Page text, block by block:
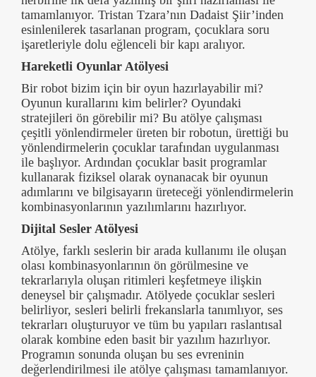
tamamlanıyor. Tristan Tzara’nın Dadaist Şiir’inden
esinlenilerek tasarlanan program, çocuklara soru
işaretleriyle dolu eğlenceli bir kapı aralıyor.
Hareketli Oyunlar Atölyesi
Bir robot bizim için bir oyun hazırlayabilir mi?
Oyunun kurallarını kim belirler? Oyundaki
stratejileri ön görebilir mi? Bu atölye çalışması
çeşitli yönlendirmeler üreten bir robotun, ürettiği bu
yönlendirmelerin çocuklar tarafından uygulanması
ile başlıyor. Ardından çocuklar basit programlar
kullanarak fiziksel olarak oynanacak bir oyunun
adımlarını ve bilgisayarın üreteceği yönlendirmelerin
kombinasyonlarının yazılımlarını hazırlıyor.
Dijital Sesler Atölyesi
Atölye, farklı seslerin bir arada kullanımı ile oluşan
olası kombinasyonlarının ön görülmesine ve
tekrarlarıyla oluşan ritimleri keşfetmeye ilişkin
deneysel bir çalışmadır. Atölyede çocuklar sesleri
belirliyor, sesleri belirli frekanslarla tanımlıyor, ses
tekrarları oluşturuyor ve tüm bu yapıları raslantısal
olarak kombine eden basit bir yazılım hazırlıyor.
Programın sonunda oluşan bu ses evreninin
değerlendirilmesi ile atölye çalışması tamamlanıyor.